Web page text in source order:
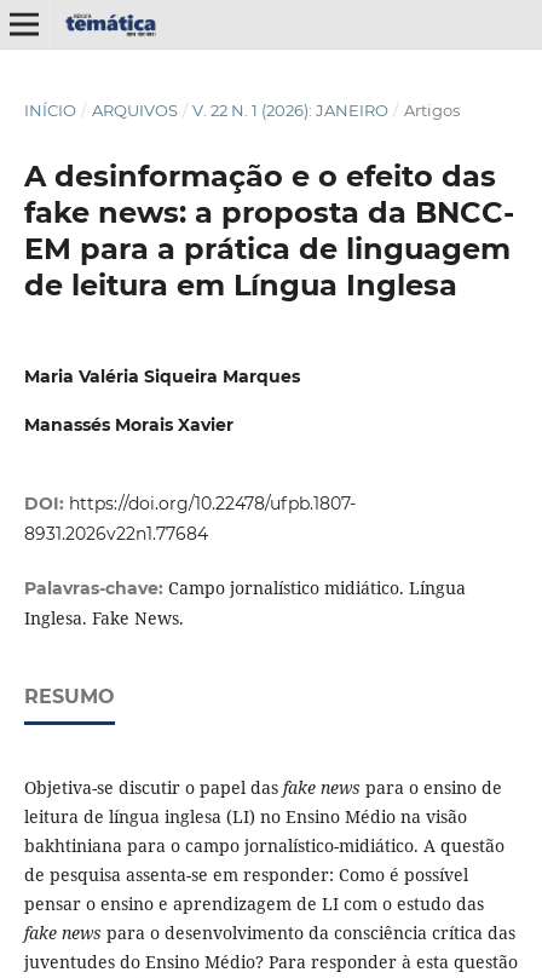
INÍCIO / ARQUIVOS / V. 22 N. 1 (2026): JANEIRO / Artigos
A desinformação e o efeito das
fake news: a proposta da BNCC-
EM para a prática de linguagem
de leitura em Língua Inglesa
Maria Valéria Siqueira Marques
Manassés Morais Xavier
DOI: https://doi.org/10.22478/ufpb.1807-
8931.2026v22n1.77684
Palavras-chave: Campo jornalístico midiático. Língua
Inglesa. Fake News.
RESUMO
Objetiva-se discutir o papel das fake news para o ensino de
leitura de língua inglesa (LI) no Ensino Médio na visão
bakhtiniana para o campo jornalístico-midiático. A questão
de pesquisa assenta-se em responder: Como é possível
pensar o ensino e aprendizagem de LI com o estudo das
fake news para o desenvolvimento da consciência crítica das
juventudes do Ensino Médio? Para responder à esta questão